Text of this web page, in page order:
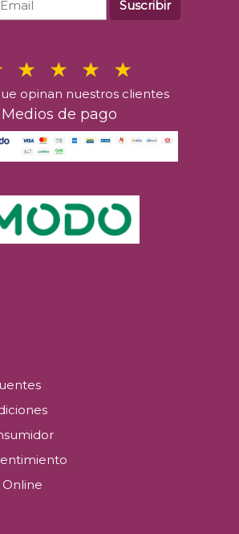
Suscribir
opinan nuestros clientes
Medios de pago